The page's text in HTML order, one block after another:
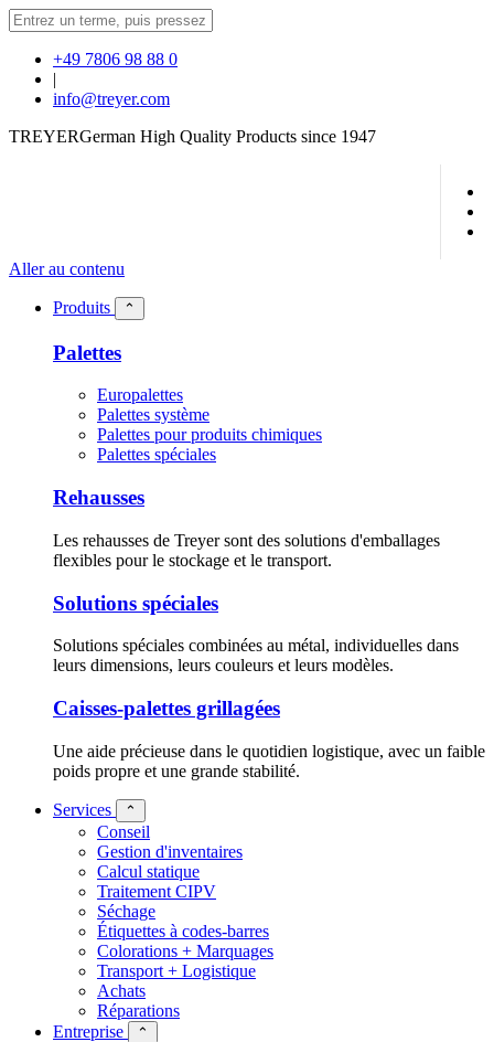
+49 7806 98 88 0
|
info@treyer.com
TREYERGerman High Quality Products since 1947
Aller au contenu
Produits ⌃
Palettes
Europalettes
Palettes système
Palettes pour produits chimiques
Palettes spéciales
Rehausses
Les rehausses de Treyer sont des solutions d'emballages
flexibles pour le stockage et le transport.
Solutions spéciales
Solutions spéciales combinées au métal, individuelles dans
leurs dimensions, leurs couleurs et leurs modèles.
Caisses-palettes grillagées
Une aide précieuse dans le quotidien logistique, avec un faible
poids propre et une grande stabilité.
Services ⌃
Conseil
Gestion d'inventaires
Calcul statique
Traitement CIPV
Séchage
Étiquettes à codes-barres
Colorations + Marquages
Transport + Logistique
Achats
Réparations
Entreprise
⌃